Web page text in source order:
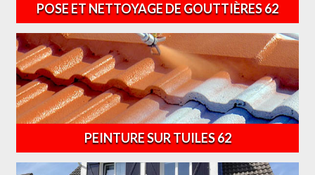
POSE ET NETTOYAGE DE GOUTTIÈRES 62
PEINTURE SUR TUILES 62